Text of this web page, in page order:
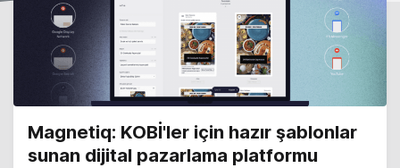
Magnetiq: KOBİ'ler için hazır şablonlar
sunan dijital pazarlama platformu